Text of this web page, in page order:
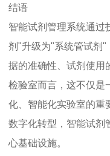
结语
智能试剂管理系统通过
剂"升级为"系统管试剂"
据的准确性、试剂使用
检验室而言，这不仅是
化、智能化实验室的重
数字化转型，智能试剂
心基础设施。